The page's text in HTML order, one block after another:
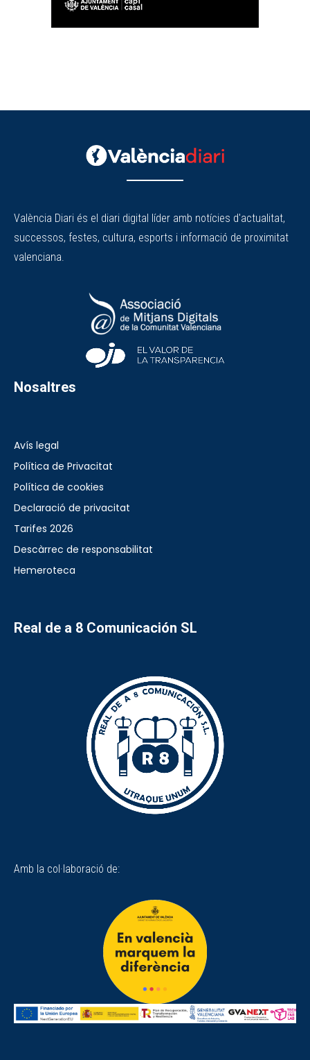
València Diari és el diari digital líder amb notícies d'actualitat,
successos, festes, cultura, esports i informació de proximitat
valenciana.
Nosaltres
Avís legal
Política de Privacitat
Política de cookies
Declaració de privacitat
Tarifes 2026
Descàrrec de responsabilitat
Hemeroteca
Real de a 8 Comunicación SL
Amb la col·laboració de: